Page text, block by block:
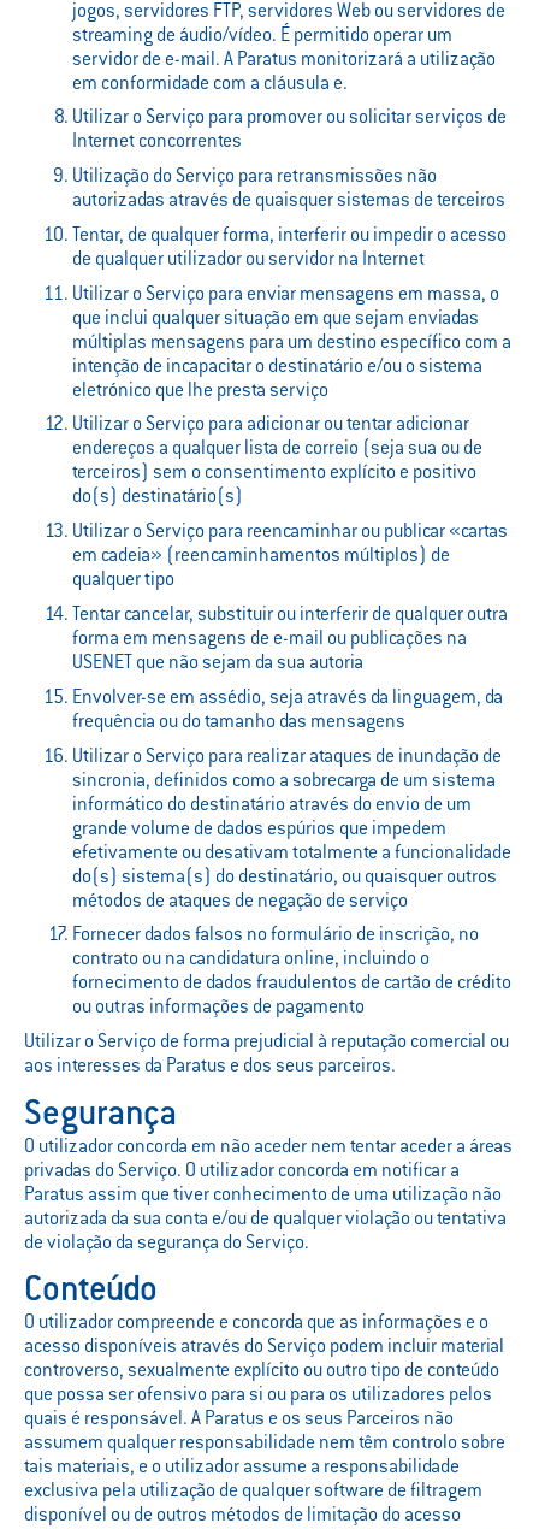
jogos, servidores FTP, servidores Web ou servidores de
streaming de áudio/vídeo. É permitido operar um
servidor de e-mail. A Paratus monitorizará a utilização
em conformidade com a cláusula e.
Utilizar o Serviço para promover ou solicitar serviços de
Internet concorrentes
Utilização do Serviço para retransmissões não
autorizadas através de quaisquer sistemas de terceiros
Tentar, de qualquer forma, interferir ou impedir o acesso
de qualquer utilizador ou servidor na Internet
Utilizar o Serviço para enviar mensagens em massa, o
que inclui qualquer situação em que sejam enviadas
múltiplas mensagens para um destino específico com a
intenção de incapacitar o destinatário e/ou o sistema
eletrónico que lhe presta serviço
Utilizar o Serviço para adicionar ou tentar adicionar
endereços a qualquer lista de correio (seja sua ou de
terceiros) sem o consentimento explícito e positivo
do(s) destinatário(s)
Utilizar o Serviço para reencaminhar ou publicar «cartas
em cadeia» (reencaminhamentos múltiplos) de
qualquer tipo
Tentar cancelar, substituir ou interferir de qualquer outra
forma em mensagens de e-mail ou publicações na
USENET que não sejam da sua autoria
Envolver-se em assédio, seja através da linguagem, da
frequência ou do tamanho das mensagens
Utilizar o Serviço para realizar ataques de inundação de
sincronia, definidos como a sobrecarga de um sistema
informático do destinatário através do envio de um
grande volume de dados espúrios que impedem
efetivamente ou desativam totalmente a funcionalidade
do(s) sistema(s) do destinatário, ou quaisquer outros
métodos de ataques de negação de serviço
Fornecer dados falsos no formulário de inscrição, no
contrato ou na candidatura online, incluindo o
fornecimento de dados fraudulentos de cartão de crédito
ou outras informações de pagamento
Utilizar o Serviço de forma prejudicial à reputação comercial ou
aos interesses da Paratus e dos seus parceiros.
Segurança
O utilizador concorda em não aceder nem tentar aceder a áreas
privadas do Serviço. O utilizador concorda em notificar a
Paratus assim que tiver conhecimento de uma utilização não
autorizada da sua conta e/ou de qualquer violação ou tentativa
de violação da segurança do Serviço.
Conteúdo
O utilizador compreende e concorda que as informações e o
acesso disponíveis através do Serviço podem incluir material
controverso, sexualmente explícito ou outro tipo de conteúdo
que possa ser ofensivo para si ou para os utilizadores pelos
quais é responsável. A Paratus e os seus Parceiros não
assumem qualquer responsabilidade nem têm controlo sobre
tais materiais, e o utilizador assume a responsabilidade
exclusiva pela utilização de qualquer software de filtragem
disponível ou de outros métodos de limitação do acesso